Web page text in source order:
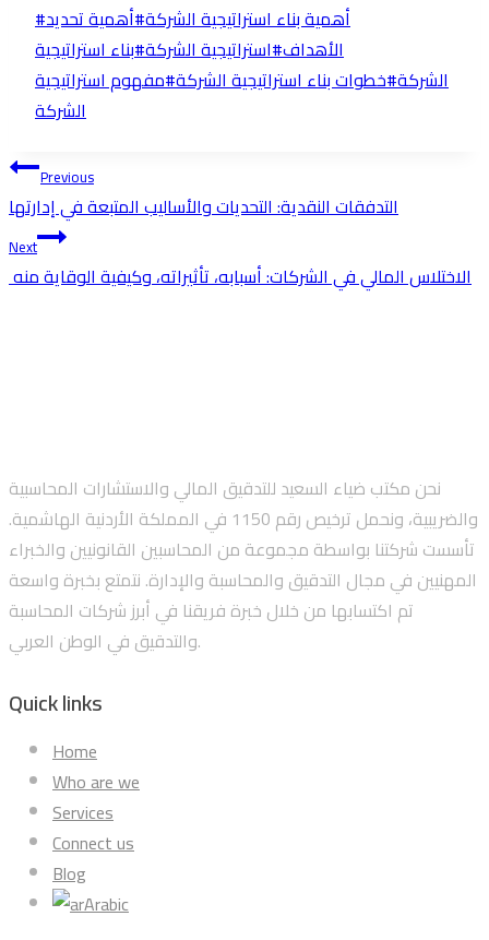
Post
Tags:
# أهمية بناء استراتيجية الشركة#أهمية تحديد
الأهداف#استراتيجية الشركة#بناء استراتيجية
الشركة#خطوات بناء استراتيجية الشركة#مفهوم استراتيجية
الشركة
Post
navigation
Previous
التدفقات النقدية: التحديات والأساليب المتبعة في إدارتها
Next
الاختلاس المالي في الشركات: أسبابه، تأثيراته، وكيفية الوقاية منه
نحن مكتب ضياء السعيد للتدقيق المالي والاستشارات المحاسبية
والضريبية، ونحمل ترخيص رقم 1150 في المملكة الأردنية الهاشمية.
تأسست شركتنا بواسطة مجموعة من المحاسبين القانونيين والخبراء
المهنيين في مجال التدقيق والمحاسبة والإدارة. نتمتع بخبرة واسعة
تم اكتسابها من خلال خبرة فريقنا في أبرز شركات المحاسبة
والتدقيق في الوطن العربي.
Quick links
Home
Who are we
Services
Connect us
Blog
Arabic